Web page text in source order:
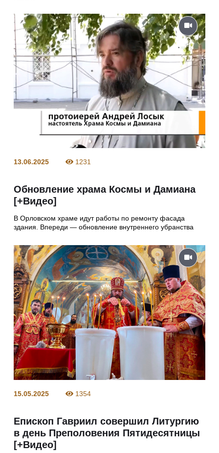
13.06.2025 1231
Обновление храма Космы и Дамиана
[+Видео]
В Орловском храме идут работы по ремонту фасада
здания. Впереди — обновление внутреннего убранства
15.05.2025 1354
Епископ Гавриил совершил Литургию
в день Преполовения Пятидесятницы
[+Видео]